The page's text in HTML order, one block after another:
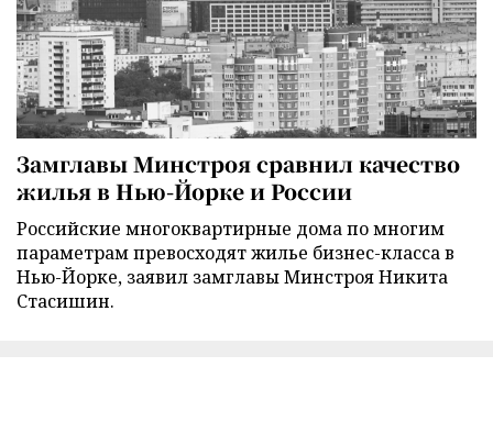
Замглавы Минстроя сравнил качество
жилья в Нью-Йорке и России
Российские многоквартирные дома по многим
параметрам превосходят жилье бизнес-класса в
Нью-Йорке, заявил замглавы Минстроя Никита
Стасишин.